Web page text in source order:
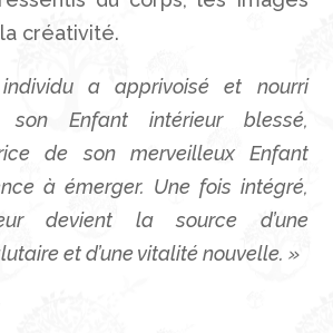
créativité.
a apprivoisé et nourri
son Enfant intérieur blessé,
de son merveilleux Enfant
à émerger. Une fois intégré,
devient la source d’une
et d’une vitalité nouvelle. »